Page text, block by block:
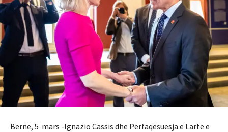
Bernë, 5 mars -Ignazio Cassis dhe Përfaqësuesja e Lartë e